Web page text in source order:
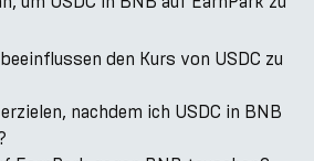
den Kurs von USDC zu
nachdem ich USDC in BNB